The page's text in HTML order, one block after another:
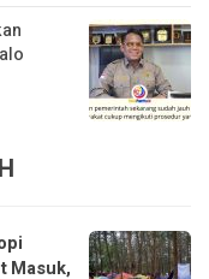
Masuk,